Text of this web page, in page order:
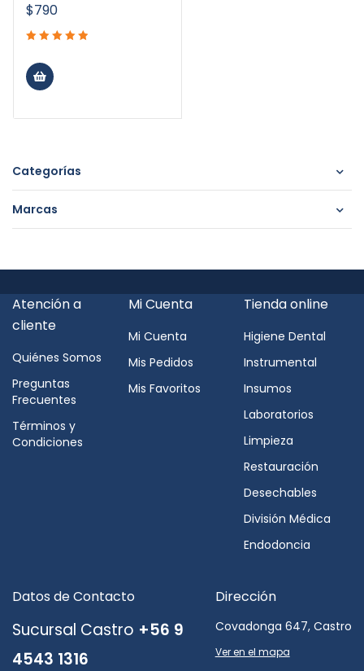
Categorías
Marcas
$790
Atención a
cliente
Quiénes Somos
Preguntas
Frecuentes
Términos y
Condiciones
Mi Cuenta
Mi Cuenta
Mis Pedidos
Mis Favoritos
Tienda online
Higiene Dental
Instrumental
Insumos
Laboratorios
Limpieza
Restauración
Desechables
División Médica
Endodoncia
Datos de Contacto
Sucursal Castro +56 9
4543 1316
Dirección
Covadonga 647, Castro
Ver en el mapa